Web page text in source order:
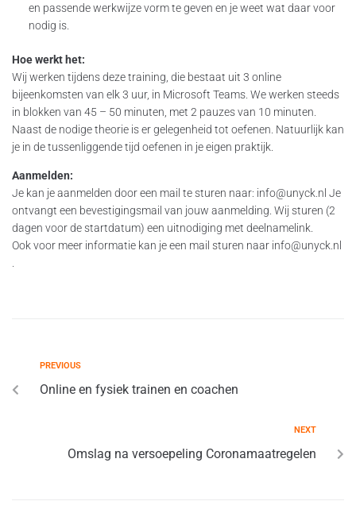
en passende werkwijze vorm te geven en je weet wat daar voor
nodig is.
Hoe werkt het:
Wij werken tijdens deze training, die bestaat uit 3 online
bijeenkomsten van elk 3 uur, in Microsoft Teams. We werken steeds
in blokken van 45 – 50 minuten, met 2 pauzes van 10 minuten.
Naast de nodige theorie is er gelegenheid tot oefenen. Natuurlijk kan
je in de tussenliggende tijd oefenen in je eigen praktijk.
Aanmelden:
Je kan je aanmelden door een mail te sturen naar: info@unyck.nl Je
ontvangt een bevestigingsmail van jouw aanmelding. Wij sturen (2
dagen voor de startdatum) een uitnodiging met deelnamelink.
Ook voor meer informatie kan je een mail sturen naar info@unyck.nl
PREVIOUS
Online en fysiek trainen en coachen
NEXT
Omslag na versoepeling Coronamaatregelen